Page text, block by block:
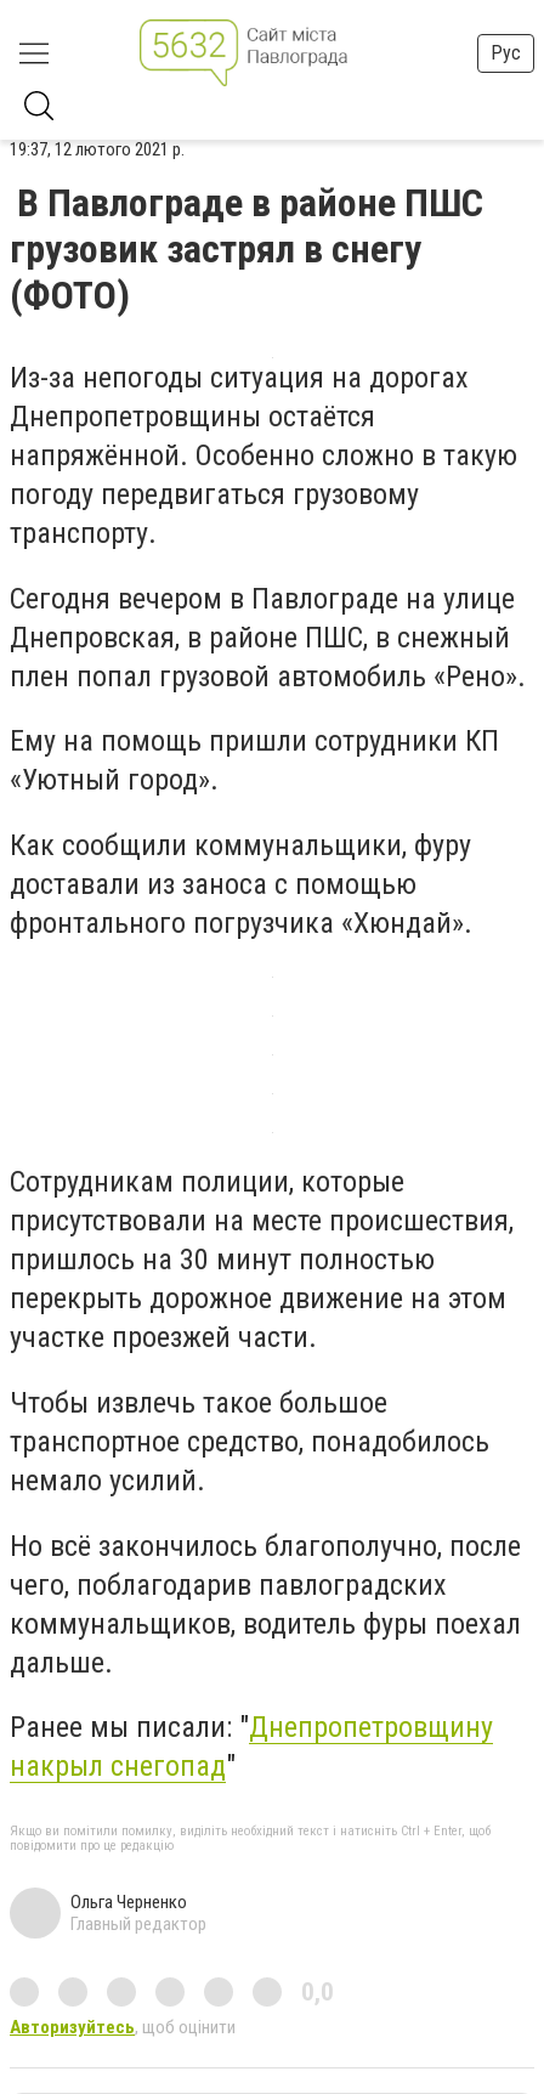
Рус
19:37, 12 лютого 2021 р.
В Павлограде в районе ПШС
грузовик застрял в снегу
(ФОТО)
Из-за непогоды ситуация на дорогах
Днепропетровщины остаётся
напряжённой. Особенно сложно в такую
погоду передвигаться грузовому
транспорту.
Сегодня вечером в Павлограде на улице
Днепровская, в районе ПШС, в снежный
плен попал грузовой автомобиль «Рено».
Ему на помощь пришли сотрудники КП
«Уютный город».
Как сообщили коммунальщики, фуру
доставали из заноса с помощью
фронтального погрузчика «Хюндай».
Сотрудникам полиции, которые
присутствовали на месте происшествия,
пришлось на 30 минут полностью
перекрыть дорожное движение на этом
участке проезжей части.
Чтобы извлечь такое большое
транспортное средство, понадобилось
немало усилий.
Но всё закончилось благополучно, после
чего, поблагодарив павлоградских
коммунальщиков, водитель фуры поехал
дальше.
Ранее мы писали: "Днепропетровщину
накрыл снегопад"
Якщо ви помітили помилку, виділіть необхідний текст і натисніть Ctrl + Enter, щоб
повідомити про це редакцію
Ольга Черненко
Главный редактор
0,0
Авторизуйтесь, щоб оцінити